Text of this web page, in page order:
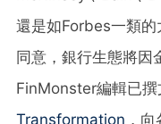
還是如Forbes一類
同意，銀行生態將因
FinMonster編輯已撰
Transformation ，